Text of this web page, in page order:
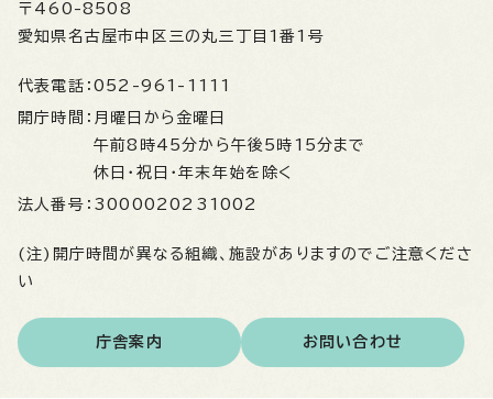
〒460-8508
愛知県名古屋市中区三の丸三丁目1番1号
代表電話： 052-961-1111
開庁時間： 月曜日から金曜日
午前8時45分から午後5時15分まで
休日・祝日・年末年始を除く
法人番号： 3000020231002
(注)開庁時間が異なる組織、施設がありますのでご注意くださ
い
庁舎案内 お問い合わせ